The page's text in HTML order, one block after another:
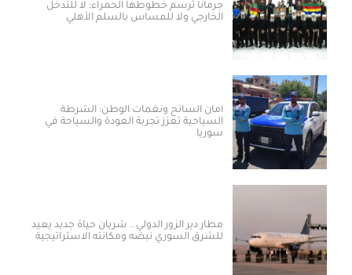
جرمانا ترسم خطوطها الحمراء: لا للتدخل
الخارجي ولا للمساس بالسلم الأهلي
أمان السائح ونغمات الوطن: الشرطة
السياحية تعزز تجربة العودة والسياحة في
مطار دير الزور الدولي.. شريان حياة جديد يعيد
للشرق السوري نبضه ومكانته الاستراتيجية